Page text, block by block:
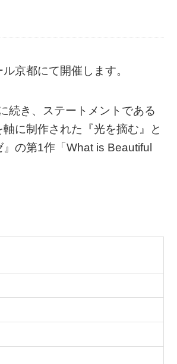
京都にて開催します。
続き、ステートメントである
に制作された『光を摘む』と
の第1作「What is Beautiful